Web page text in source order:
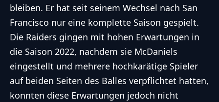
bleiben. Er hat seit seinem Wechsel nach San
Francisco nur eine komplette Saison gespielt.
Die Raiders gingen mit hohen Erwartungen in
die Saison 2022, nachdem sie McDaniels
eingestellt und mehrere hochkarätige Spieler
auf beiden Seiten des Balles verpflichtet hatten,
konnten diese Erwartungen jedoch nicht